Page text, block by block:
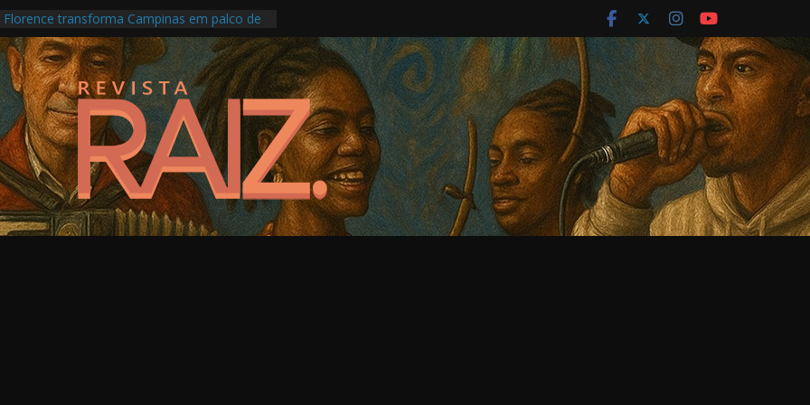
Florence transforma Campinas em palco de
memória e crise climática
os Pontos de Cultura e as escolas
indígenas e afro-brasileiras
percorre memórias e territórios de
Indígenas com programação intensa no